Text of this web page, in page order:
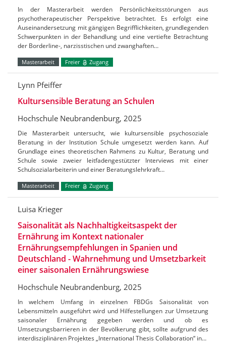
In der Masterarbeit werden Persönlichkeitsstörungen aus
psychotherapeutischer Perspektive betrachtet. Es erfolgt eine
Auseinandersetzung mit gängigen Begrifflichkeiten, grundlegenden
Schwerpunkten in der Behandlung und eine vertiefte Betrachtung
der Borderline-, narzisstischen und zwanghaften…
Masterarbeit Freier Zugang
Lynn Pfeiffer
Kultursensible Beratung an Schulen
Hochschule Neubrandenburg, 2025
Die Masterarbeit untersucht, wie kultursensible psychosoziale
Beratung in der Institution Schule umgesetzt werden kann. Auf
Grundlage eines theoretischen Rahmens zu Kultur, Beratung und
Schule sowie zweier leitfadengestützter Interviews mit einer
Schulsozialarbeiterin und einer Beratungslehrkraft…
Masterarbeit Freier Zugang
Luisa Krieger
Saisonalität als Nachhaltigkeitsaspekt der
Ernährung im Kontext nationaler
Ernährungsempfehlungen in Spanien und
Deutschland - Wahrnehmung und Umsetzbarkeit
einer saisonalen Ernährungswiese
Hochschule Neubrandenburg, 2025
In welchem Umfang in einzelnen FBDGs Saisonalität von
Lebensmitteln ausgeführt wird und Hilfestellungen zur Umsetzung
saisonaler Ernährung gegeben werden und ob es
Umsetzungsbarrieren in der Bevölkerung gibt, sollte aufgrund des
interdisziplinären Projektes „International Thesis Collaboration“ in…